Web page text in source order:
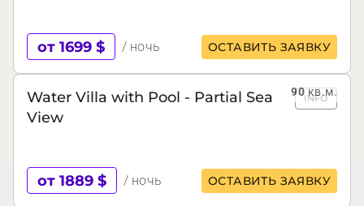
от 1699 $ / ночь ОСТАВИТЬ ЗАЯВКУ
90кв.м.
Water Villa with Pool - Partial Sea
View
INFO
от 1889 $ / ночь ОСТАВИТЬ ЗАЯВКУ